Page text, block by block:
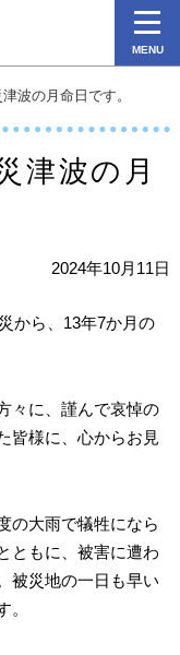
波の月命日です。
津波の月
2024年10月11日
から、13年7か月の
々に、謹んで哀悼の
皆様に、心からお見
の大雨で犠牲になら
ともに、被害に遭わ
被災地の一日も早い
。
MENU